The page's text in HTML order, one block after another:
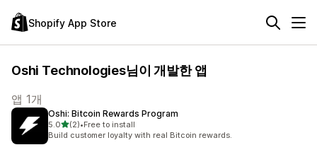
Shopify App Store
Oshi Technologies님이 개발한 앱
앱 1개
Oshi: Bitcoin Rewards Program
5.0별 5개 중
(2)
총 리뷰 2개
•Free to install
Build customer loyalty with real Bitcoin rewards.